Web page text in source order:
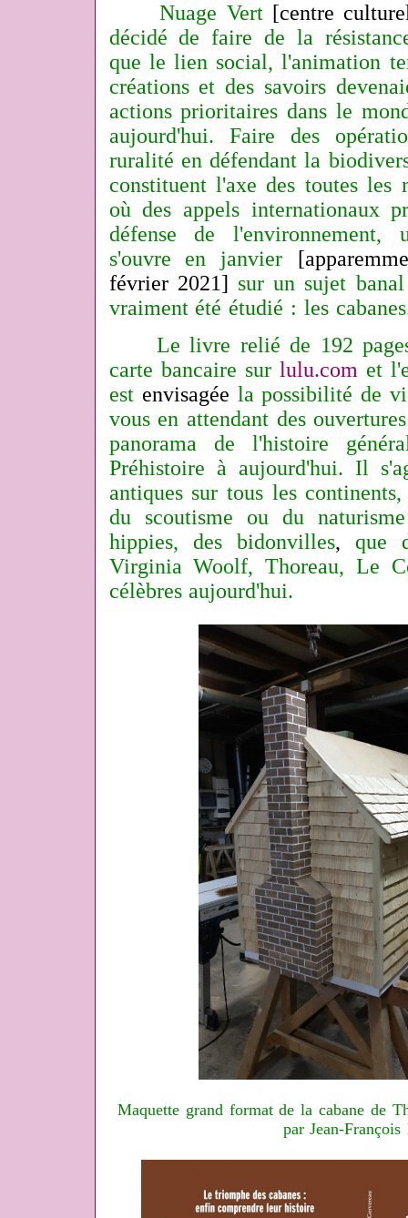
Nuage Vert [centre
décidé de faire de la
que le lien social, l'animation
créations et des savoirs
actions prioritaires dans le
aujourd'hui. Faire des
ruralité en défendant la
constituent l'axe des toutes les
où des appels internationaux
défense de l'environnement,
s'ouvre en janvier
février 2021] sur un sujet
vraiment été étudié : les
Le livre relié de 192 pages
carte bancaire sur lulu.com et
est envisagée la possibilité de
vous en attendant des
panorama de l'histoire
Préhistoire à aujourd'hui. Il
antiques sur tous les
du scoutisme ou du
hippies, des bidonvilles, que
Virginia Woolf, Thoreau, Le
célèbres aujourd'hui.
Maquette grand format de la cabane de
par Jean-François